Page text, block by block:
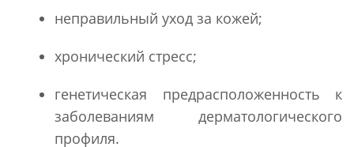
неправильный уход за кожей;
хронический стресс;
генетическая предрасположенность к
заболеваниям дерматологического
профиля.